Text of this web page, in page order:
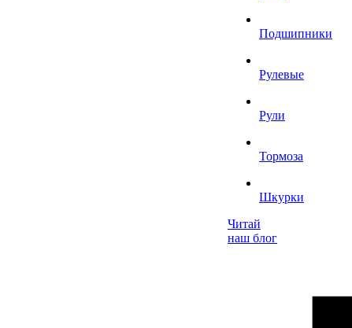
Подшипники
Рулевые
Рули
Тормоза
Шкурки
Читай
наш блог